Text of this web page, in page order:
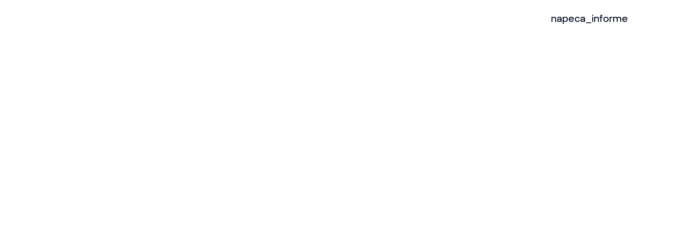
napeca_informe
napeca_informe